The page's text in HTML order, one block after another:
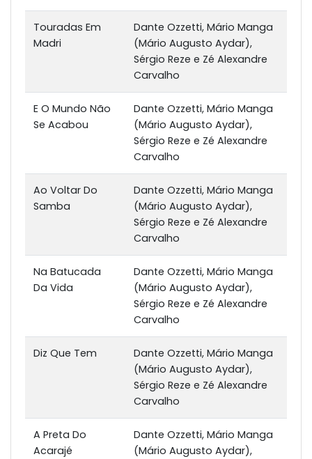
Touradas Em
Madri
Dante Ozzetti, Mário Manga
(Mário Augusto Aydar),
Sérgio Reze e Zé Alexandre
Carvalho
E O Mundo Não
Se Acabou
Dante Ozzetti, Mário Manga
(Mário Augusto Aydar),
Sérgio Reze e Zé Alexandre
Carvalho
Ao Voltar Do
Samba
Dante Ozzetti, Mário Manga
(Mário Augusto Aydar),
Sérgio Reze e Zé Alexandre
Carvalho
Na Batucada
Da Vida
Dante Ozzetti, Mário Manga
(Mário Augusto Aydar),
Sérgio Reze e Zé Alexandre
Carvalho
Diz Que Tem
Dante Ozzetti, Mário Manga
(Mário Augusto Aydar),
Sérgio Reze e Zé Alexandre
Carvalho
A Preta Do
Acarajé
Dante Ozzetti, Mário Manga
(Mário Augusto Aydar),